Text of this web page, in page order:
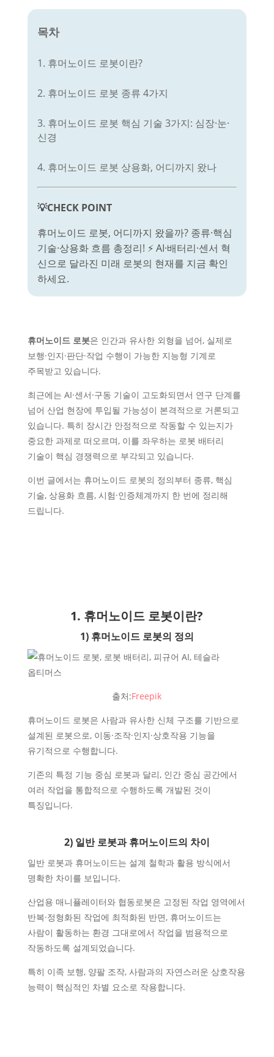
목차
1. 휴머노이드 로봇이란?
2. 휴머노이드 로봇 종류 4가지
3. 휴머노이드 로봇 핵심 기술 3가지: 심장·눈·
신경
4. 휴머노이드 로봇 상용화, 어디까지 왔나
💡CHECK POINT
휴머노이드 로봇, 어디까지 왔을까? 종류·핵심
기술·상용화 흐름 총정리! ⚡ AI·배터리·센서 혁
신으로 달라진 미래 로봇의 현재를 지금 확인
하세요.
휴머노이드 로봇은 인간과 유사한 외형을 넘어, 실제로
보행·인지·판단·작업 수행이 가능한 지능형 기계로
주목받고 있습니다.
최근에는 AI·센서·구동 기술이 고도화되면서 연구 단계를
넘어 산업 현장에 투입될 가능성이 본격적으로 거론되고
있습니다. 특히 장시간 안정적으로 작동할 수 있는지가
중요한 과제로 떠오르며, 이를 좌우하는 로봇 배터리
기술이 핵심 경쟁력으로 부각되고 있습니다.
이번 글에서는 휴머노이드 로봇의 정의부터 종류, 핵심
기술, 상용화 흐름, 시험·인증체계까지 한 번에 정리해
드립니다.
1. 휴머노이드 로봇이란?
1) 휴머노이드 로봇의 정의
출처:Freepik
휴머노이드 로봇은 사람과 유사한 신체 구조를 기반으로
설계된 로봇으로, 이동·조작·인지·상호작용 기능을
유기적으로 수행합니다.
기존의 특정 기능 중심 로봇과 달리, 인간 중심 공간에서
여러 작업을 통합적으로 수행하도록 개발된 것이
특징입니다.
2) 일반 로봇과 휴머노이드의 차이
일반 로봇과 휴머노이드는 설계 철학과 활용 방식에서
명확한 차이를 보입니다.
산업용 매니퓰레이터와 협동로봇은 고정된 작업 영역에서
반복·정형화된 작업에 최적화된 반면, 휴머노이드는
사람이 활동하는 환경 그대로에서 작업을 범용적으로
작동하도록 설계되었습니다.
특히 이족 보행, 양팔 조작, 사람과의 자연스러운 상호작용
능력이 핵심적인 차별 요소로 작용합니다.